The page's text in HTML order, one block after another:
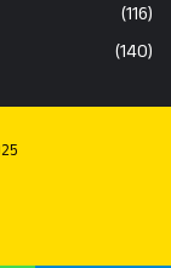
(116)
(140)